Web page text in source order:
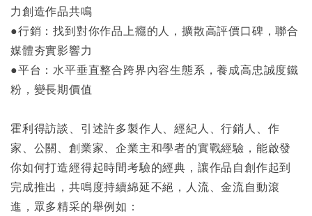
力創造作品共鳴
●行銷：找到對你作品上癮的人，擴散高評價口碑，聯合
媒體夯實影響力
●平台：水平垂直整合跨界內容生態系，養成高忠誠度鐵
粉，變長期價值
霍利得訪談、引述許多製作人、經紀人、行銷人、作
家、公關、創業家、企業主和學者的實戰經驗，能啟發
你如何打造經得起時間考驗的經典，讓作品自創作起到
完成推出，共鳴度持續綿延不絕，人流、金流自動滾
進，眾多精采的舉例如：